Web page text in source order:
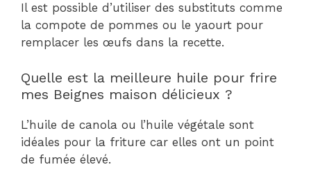
Il est possible d’utiliser des substituts comme
la compote de pommes ou le yaourt pour
remplacer les œufs dans la recette.
Quelle est la meilleure huile pour frire
mes Beignes maison délicieux ?
L’huile de canola ou l’huile végétale sont
idéales pour la friture car elles ont un point
de fumée élevé.